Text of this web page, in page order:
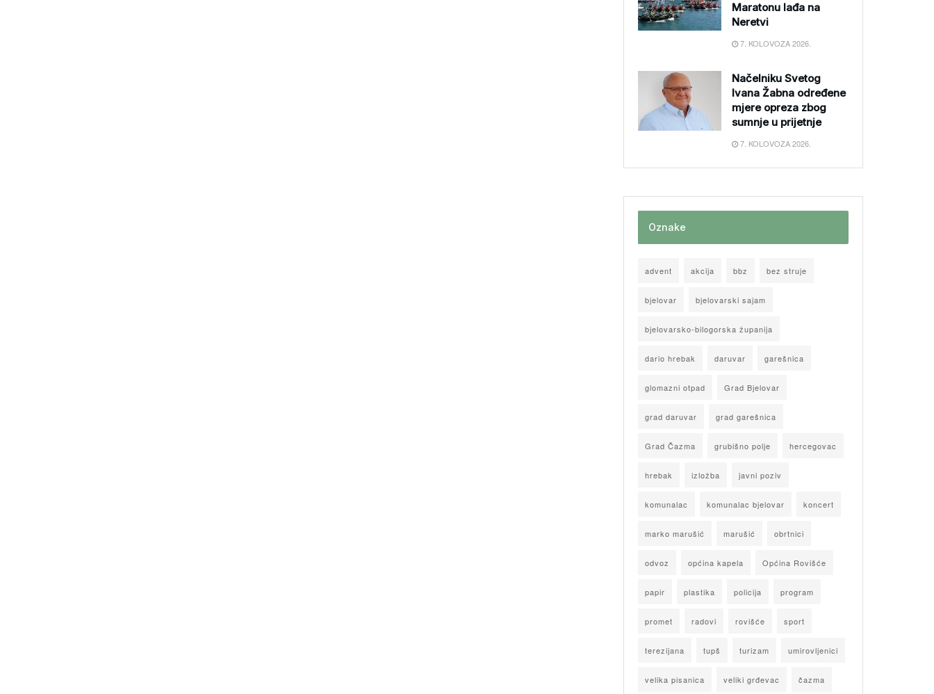
Maratonu lađa na
Neretvi
7. KOLOVOZA 2026.
Načelniku Svetog
Ivana Žabna određene
mjere opreza zbog
sumnje u prijetnje
7. KOLOVOZA 2026.
Oznake
advent akcija bbz bez struje
bjelovar bjelovarski sajam
bjelovarsko-bilogorska županija
dario hrebak daruvar garešnica
glomazni otpad Grad Bjelovar
grad daruvar grad garešnica
Grad Čazma grubišno polje hercegovac
hrebak izložba javni poziv
komunalac komunalac bjelovar koncert
marko marušić marušić obrtnici
odvoz općina kapela Općina Rovišće
papir plastika policija program
promet radovi rovišće sport
terezijana tupš turizam umirovljenici
velika pisanica veliki grđevac čazma